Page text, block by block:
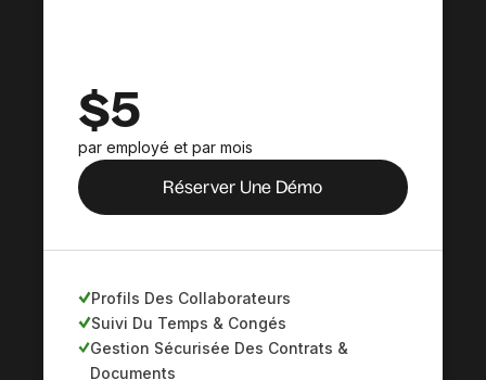
$5
par employé et par mois
Réserver Une Démo
Profils Des Collaborateurs
Suivi Du Temps & Congés
Gestion Sécurisée Des Contrats &
Documents